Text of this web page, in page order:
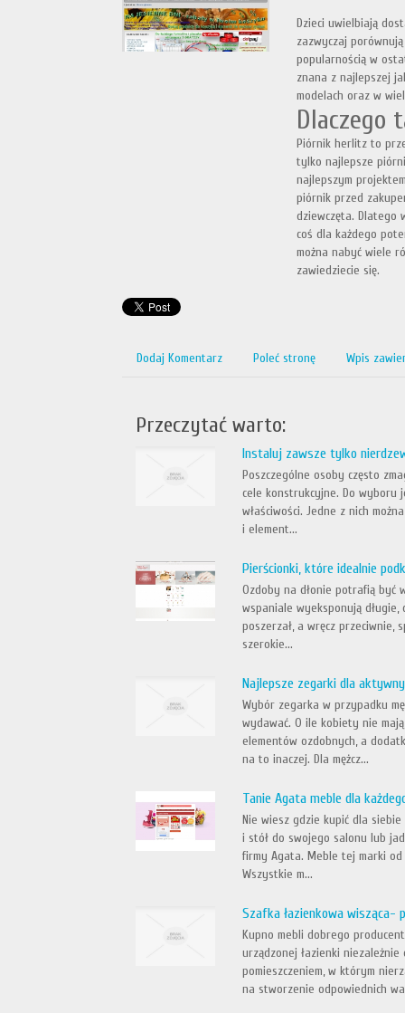
Dzieci uwielbiają
zazwyczaj
popularnością w
znana z najlepszej
modelach oraz w
Dlaczego
Piórnik herlitz to
tylko najlepsze
najlepszym
piórnik przed
dziewczęta. Dlatego
coś dla każdego
można nabyć wiele
zawiedziecie się.
Dodaj Komentarz Poleć stronę Wpis
Przeczytać warto:
Instaluj zawsze tylko
Poszczególne osoby często
cele konstrukcyjne. Do wyboru
właściwości. Jedne z nich
i element...
Pierścionki, które idealnie
Ozdoby na dłonie potrafią być
wspaniale wyeksponują
poszerzał, a wręcz
szerokie...
Najlepsze zegarki dla
Wybór zegarka w przypadku
wydawać. O ile kobiety nie
elementów ozdobnych, a
na to inaczej. Dla mężcz...
Tanie Agata meble dla
Nie wiesz gdzie kupić dla siebie
i stół do swojego salonu lub
firmy Agata. Meble tej marki
Wszystkie m...
Szafka łazienkowa wisząca-
Kupno mebli dobrego
urządzonej łazienki
pomieszczeniem, w którym
na stworzenie odpowiednich